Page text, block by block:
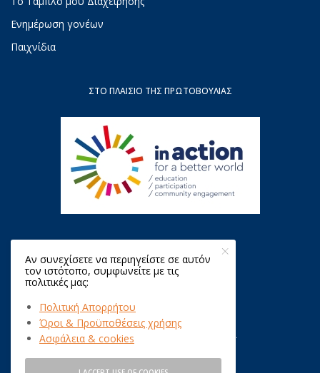
Ενημέρωση γονέων
Παιχνίδια
ΣΤΟ ΠΛΑΊΣΙΟ ΤΗΣ ΠΡΩΤΟΒΟΥΛΊΑΣ
Copyright © 2021 QualityNet Foundation.
Αν συνεχίσετε να περιηγείστε σε αυτόν
τον ιστότοπο, συμφωνείτε με τις
πολιτικές μας:
Πολιτική Απορρήτου
Όροι & Προϋποθέσεις χρήσης
Ασφάλεια & cookies